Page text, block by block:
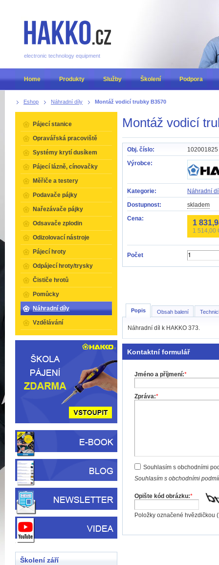
Eshop Náhradní díly Montáž vodicí trubky B3570
Montáž vodicí
Obj. číslo:
102001825
Výrobce:
Kategorie:
Náhradní
Dostupnost:
skladem
Cena:
1
1 514,00
Počet
Popis Obsah balení
Náhradní díl k HAKKO 373.
Kontaktní formulář
Jméno a příjmení:*
Zpráva:*
Souhlasím s obchodními
Souhlasím s obchodními
Opište kód obrázku:*
Položky označené hvězdičkou (
Pájecí stanice
Opravářská pracoviště
Systémy krytí dusíkem
Pájecí lázně, cínovačky
Měřiče a testery
Podavače pájky
Nařezávače pájky
Odsavače zplodin
Odizolovací nástroje
Pájecí hroty
Odpájecí hroty/trysky
Čističe hrotů
Pomůcky
Náhradní díly
Vzdělávání
Školení září
electronic technology equipment
Home Produkty Služby Školení Podpora